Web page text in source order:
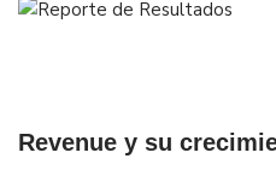
Revenue y su